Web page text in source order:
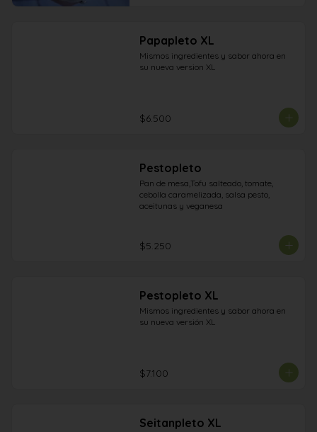
Papapleto XL
Mismos ingredientes y sabor ahora en
su nueva version XL
$6.500
Pestopleto
Pan de mesa,Tofu salteado, tomate,
cebolla caramelizada, salsa pesto,
aceitunas y veganesa
$5.250
Pestopleto XL
Mismos ingredientes y sabor ahora en
su nueva versión XL
$7.100
Seitanpleto XL